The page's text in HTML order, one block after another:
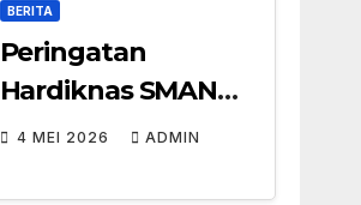
BERITA
Peringatan
Hardiknas SMAN
Jenggawah
4 MEI 2026 ADMIN